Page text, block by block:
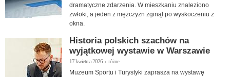
dramatyczne zdarzenia. W mieszkaniu znaleziono
zwłoki, a jeden z mężczyzn zginął po wyskoczeniu z
okna.
Historia polskich szachów na
wyjątkowej wystawie w Warszawie
17 kwietnia 2026 › różne
Muzeum Sportu i Turystyki zaprasza na wystawę